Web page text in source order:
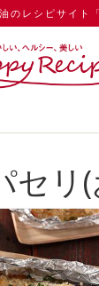
のレシピサイ
セ